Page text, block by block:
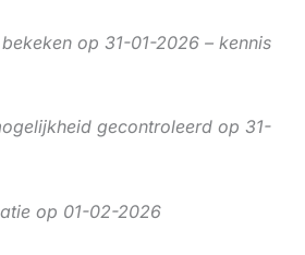
op 31-01-2026 – kennis
gecontroleerd op 31-
op 01-02-2026